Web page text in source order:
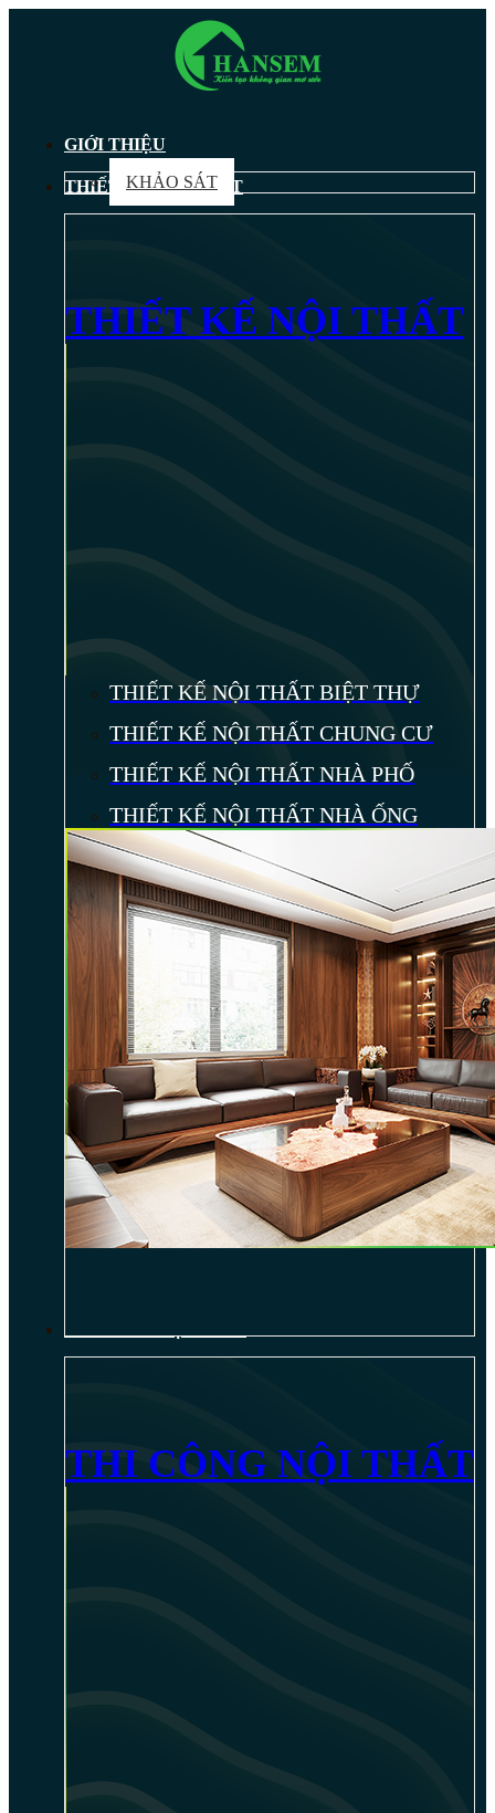
GIỚI THIỆU
KHẢO SÁT
THIẾT KẾ NỘI THẤT
THIẾT KẾ NỘI THẤT
THIẾT KẾ NỘI THẤT BIỆT THỰ
THIẾT KẾ NỘI THẤT CHUNG CƯ
THIẾT KẾ NỘI THẤT NHÀ PHỐ
THIẾT KẾ NỘI THẤT NHÀ ỐNG
THI CÔNG NỘI THẤT